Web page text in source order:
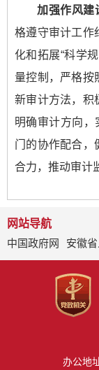
加强作风建
格遵守审计工作
化和拓展“科学
量控制，严格按
新审计方法，积
明确审计方向，
门的协作配合，
合力，推动审计
网站导航
中国政府网
安徽
办公地